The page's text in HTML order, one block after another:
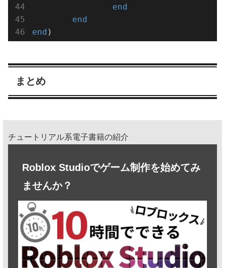
end
end
end )
まとめ
チュートリアル系電子書籍の紹介
Roblox Studioでゲーム制作を始めてみ
ませんか？